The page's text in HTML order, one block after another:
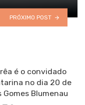
PRÓXIMO POST
é o convidado
no dia 20 de
Blumenau